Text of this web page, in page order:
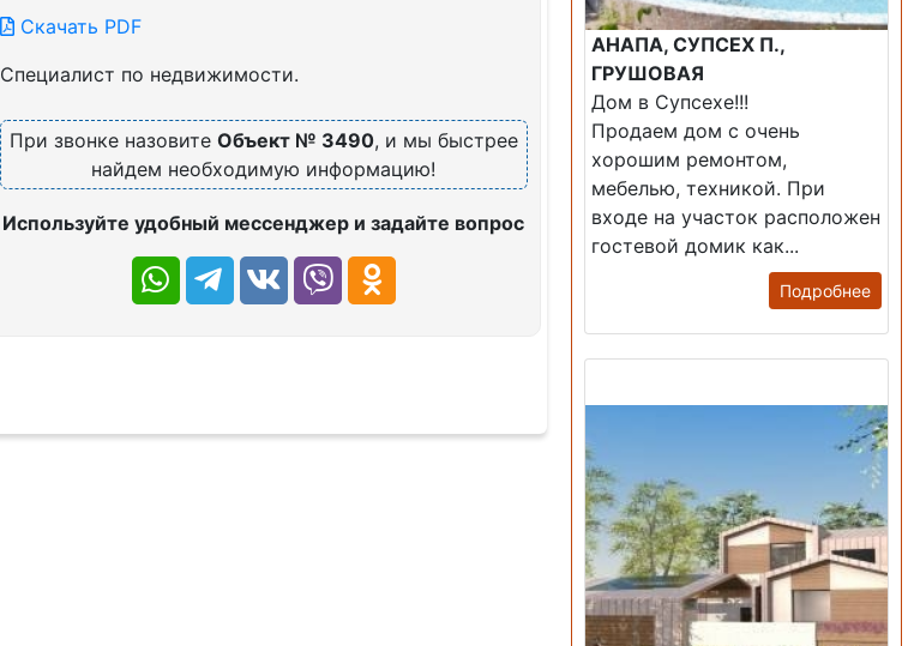
Скачать PDF
Специалист по недвижимости.
При звонке назовите Объект № 3490, и мы быстрее
найдем необходимую информацию!
Используйте удобный мессенджер и задайте вопрос
АНАПА, СУПСЕХ П.,
ГРУШОВАЯ
Дом в Супсехе!!!
Продаем дом с очень
хорошим ремонтом,
мебелью, техникой. При
входе на участок расположен
гостевой домик как...
Подробнее